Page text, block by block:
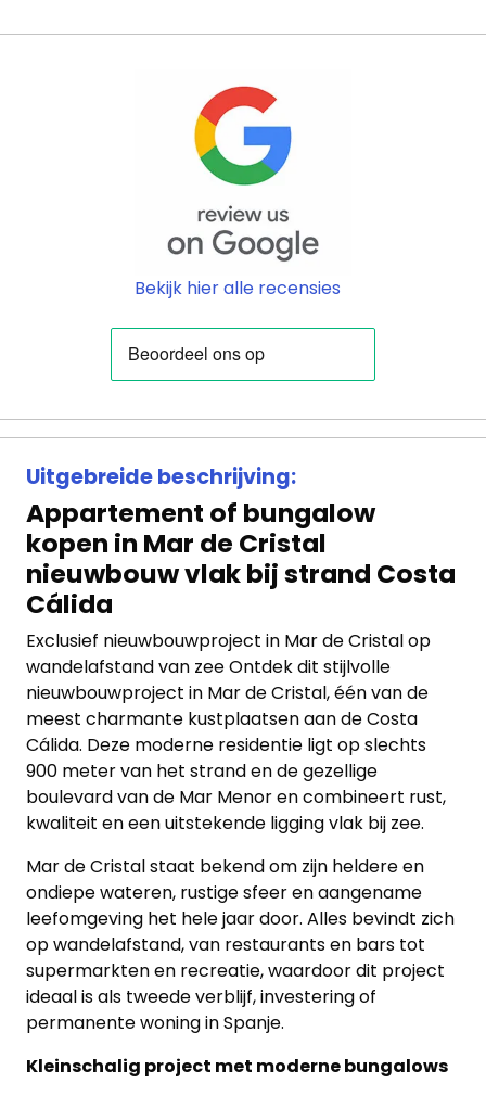
ons
Ons
team
Ons
kantoor
Onze
werkwijze
Contacteer
ons
Blog
Cookies
Bekijk hier alle recensies
Uitgebreide beschrijving:
Appartement of bungalow
kopen in Mar de Cristal
nieuwbouw vlak bij strand Costa
Cálida
Exclusief nieuwbouwproject in Mar de Cristal op
wandelafstand van zee Ontdek dit stijlvolle
nieuwbouwproject in Mar de Cristal, één van de
meest charmante kustplaatsen aan de Costa
Cálida. Deze moderne residentie ligt op slechts
900 meter van het strand en de gezellige
boulevard van de Mar Menor en combineert rust,
kwaliteit en een uitstekende ligging vlak bij zee.
Mar de Cristal staat bekend om zijn heldere en
ondiepe wateren, rustige sfeer en aangename
leefomgeving het hele jaar door. Alles bevindt zich
op wandelafstand, van restaurants en bars tot
supermarkten en recreatie, waardoor dit project
ideaal is als tweede verblijf, investering of
permanente woning in Spanje.
Kleinschalig project met moderne bungalows